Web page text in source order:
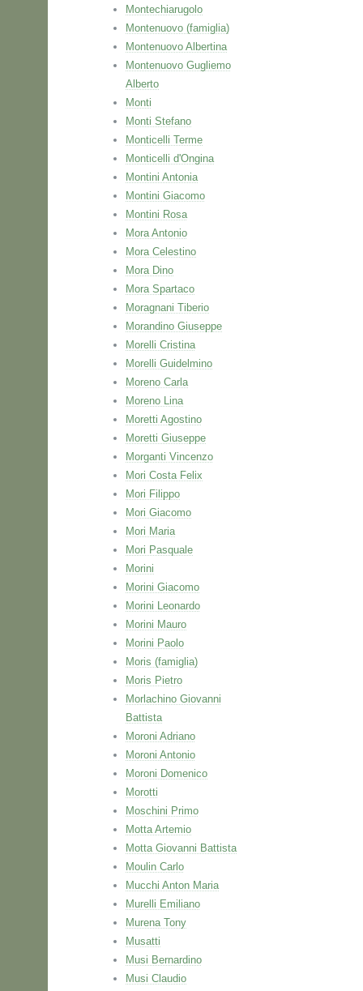
Montechiarugolo
Montenuovo (famiglia)
Montenuovo Albertina
Montenuovo Gugliemo
Alberto
Monti
Monti Stefano
Monticelli Terme
Monticelli d'Ongina
Montini Antonia
Montini Giacomo
Montini Rosa
Mora Antonio
Mora Celestino
Mora Dino
Mora Spartaco
Moragnani Tiberio
Morandino Giuseppe
Morelli Cristina
Morelli Guidelmino
Moreno Carla
Moreno Lina
Moretti Agostino
Moretti Giuseppe
Morganti Vincenzo
Mori Costa Felix
Mori Filippo
Mori Giacomo
Mori Maria
Mori Pasquale
Morini
Morini Giacomo
Morini Leonardo
Morini Mauro
Morini Paolo
Moris (famiglia)
Moris Pietro
Morlachino Giovanni
Battista
Moroni Adriano
Moroni Antonio
Moroni Domenico
Morotti
Moschini Primo
Motta Artemio
Motta Giovanni Battista
Moulin Carlo
Mucchi Anton Maria
Murelli Emiliano
Murena Tony
Musatti
Musi Bernardino
Musi Claudio